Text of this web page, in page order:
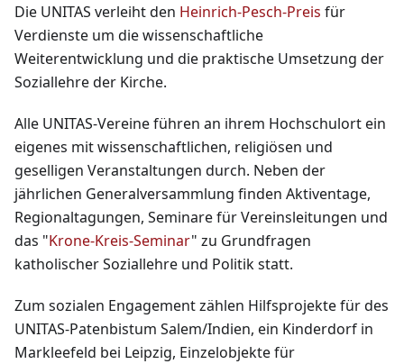
Die UNITAS verleiht den Heinrich-Pesch-Preis für
Verdienste um die wissenschaftliche
Weiterentwicklung und die praktische Umsetzung der
Soziallehre der Kirche.
Alle UNITAS-Vereine führen an ihrem Hochschulort ein
eigenes mit wissenschaftlichen, religiösen und
geselligen Veranstaltungen durch. Neben der
jährlichen Generalversammlung finden Aktiventage,
Regionaltagungen, Seminare für Vereinsleitungen und
das "Krone-Kreis-Seminar" zu Grundfragen
katholischer Soziallehre und Politik statt.
Zum sozialen Engagement zählen Hilfsprojekte für des
UNITAS-Patenbistum Salem/Indien, ein Kinderdorf in
Markleefeld bei Leipzig, Einzelobjekte für